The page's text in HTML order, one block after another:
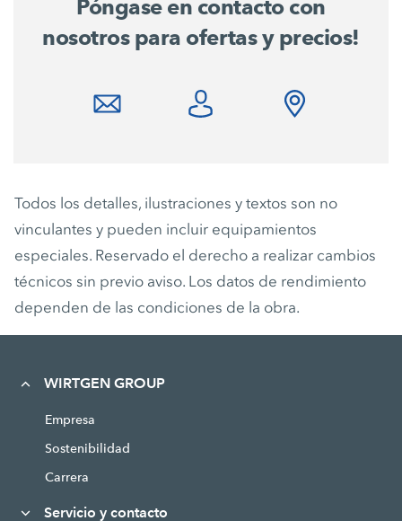
Póngase en contacto con
nosotros para ofertas y precios!
Todos los detalles, ilustraciones y textos son no
vinculantes y pueden incluir equipamientos
especiales. Reservado el derecho a realizar cambios
técnicos sin previo aviso. Los datos de rendimiento
dependen de las condiciones de la obra.
WIRTGEN GROUP
Empresa
Sostenibilidad
Carrera
Servicio y contacto